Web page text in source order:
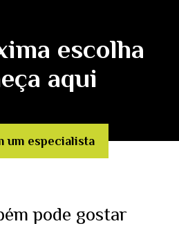
escolha
aqui
um especialista
pode gostar